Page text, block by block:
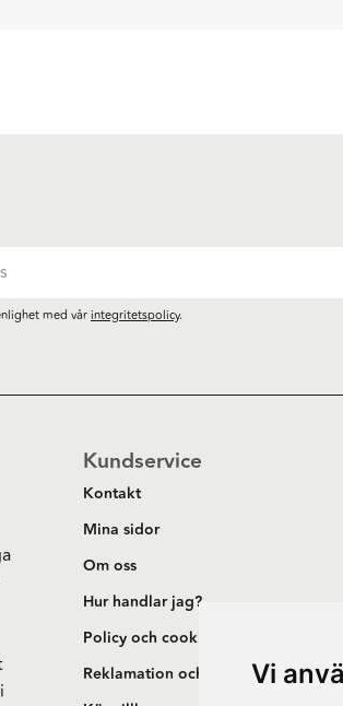
Vi
med vårintegritetspolicy.
Kundservice
Kontakt
Mina sidor
Om oss
Hur handlar jag?
Policy och cookies
Reklamation och retur